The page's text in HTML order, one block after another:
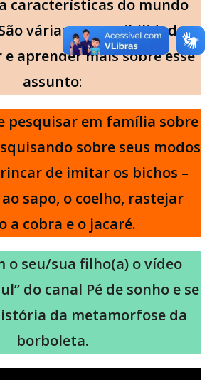
características do mundo
várias as possibilidades
aprender mais sobre esse
assunto:
pesquisar em família sobre
sobre seus modos
de imitar os bichos –
sapo, o coelho, rastejar
a cobra e o jacaré.
o seu/sua filho(a) o vídeo
do canal Pé de sonho e se
da metamorfose da
borboleta.